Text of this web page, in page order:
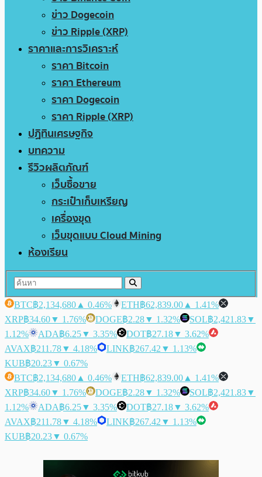
ข่าว Dogecoin
ข่าว Ripple (XRP)
ราคาและการวิเคราะห์
ราคา Bitcoin
ราคา Ethereum
ราคา Dogecoin
ราคา Ripple (XRP)
ปฏิทินเศรษฐกิจ
บทความ
รีวิวผลิตภัณฑ์
เว็บซื้อขาย
กระเป๋าเก็บเหรียญ
เครื่องขุด
เว็บขุดแบบ Cloud Mining
ห้องเรียน
BTC฿2,134,680 ▲ 0.46% ETH฿62,839.00 ▲ 1.41%
XRP฿34.60▼ 1.76% DOGE฿2.28▼ 1.32% SOL฿2,421.83▼
1.12%
ADA฿6.25▼ 3.35% DOT฿27.18▼ 3.62%
AVAX฿211.78▼ 4.18% LINK฿267.42 ▼ 1.13%
KUB฿20.23▼ 0.67%
BTC฿2,134,680 ▲ 0.46% ETH฿62,839.00 ▲ 1.41%
XRP฿34.60▼ 1.76% DOGE฿2.28▼ 1.32% SOL฿2,421.83▼
1.12%
ADA฿6.25▼ 3.35% DOT฿27.18▼ 3.62%
AVAX฿211.78▼ 4.18% LINK฿267.42 ▼ 1.13%
KUB฿20.23▼ 0.67%